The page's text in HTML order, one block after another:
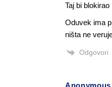
Taj bi
Oduvek ima
ništa ne
Odgovori
Anonymous